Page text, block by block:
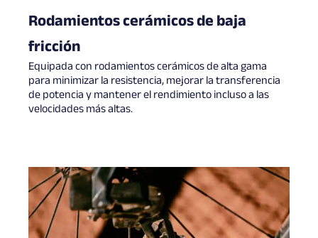
Rodamientos cerámicos de baja
fricción
Equipada con rodamientos cerámicos de alta gama
para minimizar la resistencia, mejorar la transferencia
de potencia y mantener el rendimiento incluso a las
velocidades más altas.